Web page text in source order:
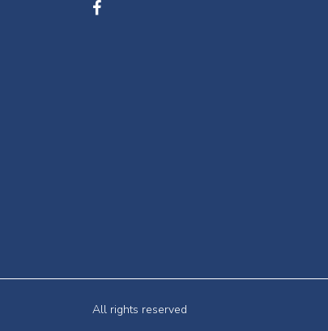
All rights reserved